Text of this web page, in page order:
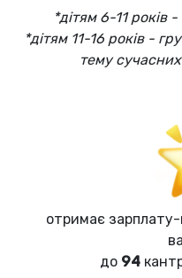
*дітям 6-11 років
*дітям 11-16 років -
тему
отримає зарплату-
до 94